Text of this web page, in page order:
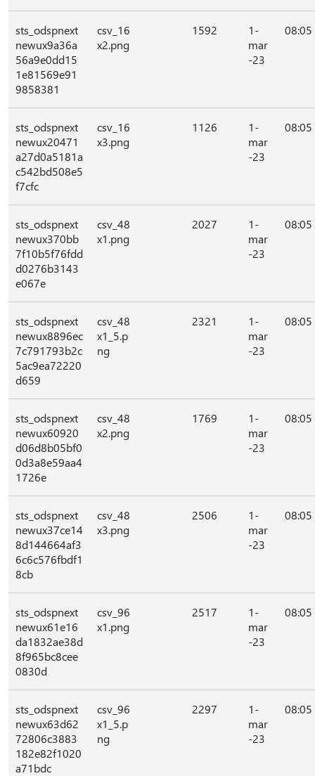
sts_odspnext
newux9a36a
56a9e0dd15
1e81569e91
9858381
csv_16
x2.png
1592
1-
mar
-23
08:05
sts_odspnext
newux20471
a27d0a5181a
c542bd508e5
f7cfc
csv_16
x3.png
1126
1-
mar
-23
08:05
sts_odspnext
newux370bb
7f10b5f76fdd
d0276b3143
e067e
csv_48
x1.png
2027
1-
mar
-23
08:05
sts_odspnext
newux8896ec
7c791793b2c
5ac9ea72220
d659
csv_48
x1_5.p
ng
2321
1-
mar
-23
08:05
sts_odspnext
newux60920
d06d8b05bf0
0d3a8e59aa4
1726e
csv_48
x2.png
1769
1-
mar
-23
08:05
sts_odspnext
newux37ce14
8d144664af3
6c6c576fbdf1
8cb
csv_48
x3.png
2506
1-
mar
-23
08:05
sts_odspnext
newux61e16
da1832ae38d
8f965bc8cee
0830d
csv_96
x1.png
2517
1-
mar
-23
08:05
sts_odspnext
newux63d62
72806c3883
182e82f1020
a71bdc
csv_96
x1_5.p
ng
2297
1-
mar
-23
08:05